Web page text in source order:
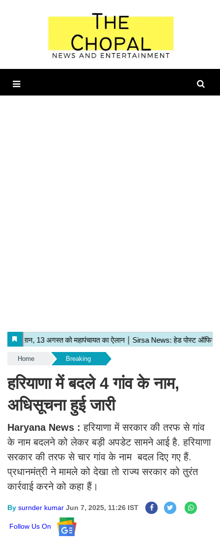
Home Breaking
हरियाणा में बदले 4 गांव के नाम,
अधिसूचना हुई जारी
Haryana News :हरियाणा में सरकार की तरफ से गांव
के नाम बदलने को लेकर बड़ी अपडेट सामने आई है. हरियाणा
सरकार की तरफ से चार गांव के नाम बदल दिए गए हैं.
प्रधानमंत्री ने मामले को देखा तो राज्य सरकार को तुरंत
कार्रवाई करने को कहा हैं।
By surnder kumar Jun 7, 2025, 11:26 IST
Follow Us On